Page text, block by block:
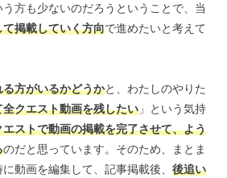
う方も少ないのだろうということで、当
掲載していく方向で進めたいと考えて
方がいるかどうかと、わたしのやりた
クエスト動画を残したい 」という気持
エストで動画の掲載を完了させて、よう
のだと思っています。そのため、まとま
動画を編集して、記事掲載後、 後追い